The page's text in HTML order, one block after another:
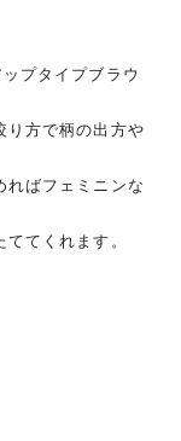
プタイプブラウ
り方で柄の出方や
ればフェミニンな
てくれます。